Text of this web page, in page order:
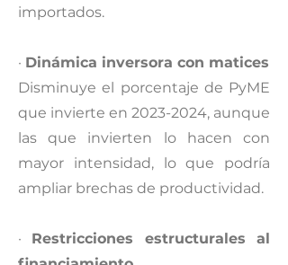
importados.
· Dinámica inversora con matices
Disminuye el porcentaje de PyME
que invierte en 2023-2024, aunque
las que invierten lo hacen con
mayor intensidad, lo que podría
ampliar brechas de productividad.
· Restricciones estructurales al